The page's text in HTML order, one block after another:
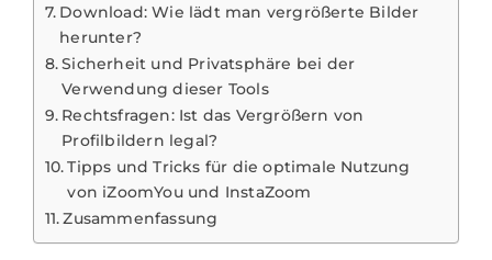
Download: Wie lädt man vergrößerte Bilder
herunter?
Sicherheit und Privatsphäre bei der
Verwendung dieser Tools
Rechtsfragen: Ist das Vergrößern von
Profilbildern legal?
Tipps und Tricks für die optimale Nutzung
von iZoomYou und InstaZoom
Zusammenfassung